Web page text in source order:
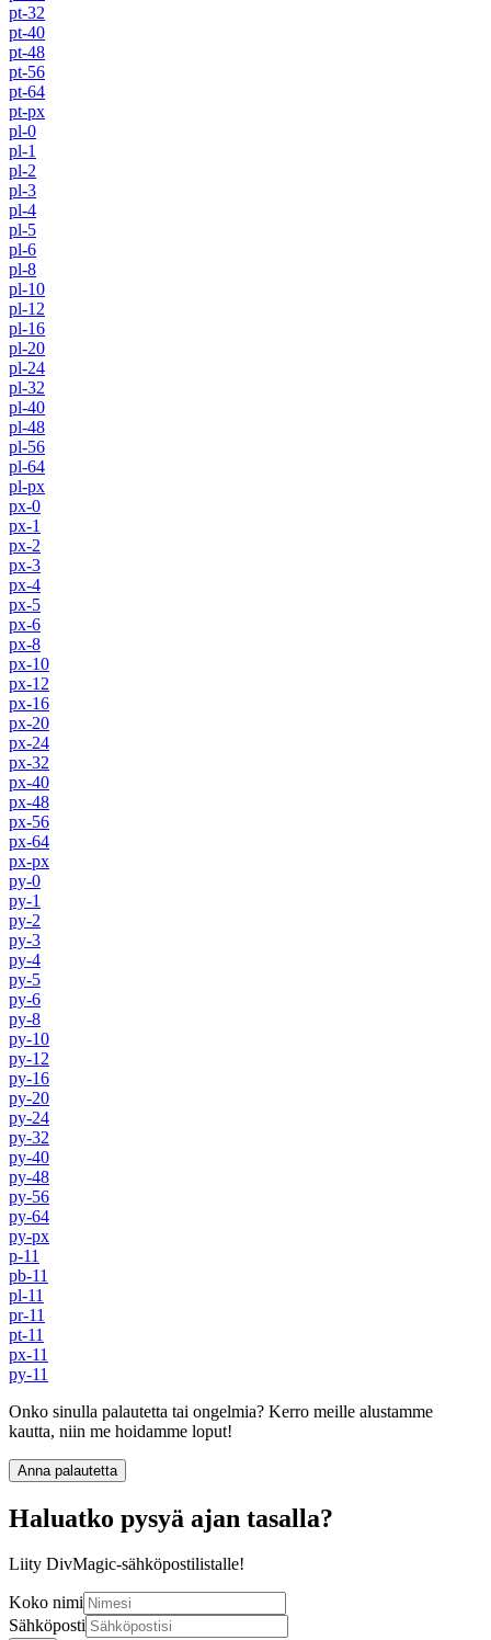
pt-32
pt-40
pt-48
pt-56
pt-64
pt-px
pl-0
pl-1
pl-2
pl-3
pl-4
pl-5
pl-6
pl-8
pl-10
pl-12
pl-16
pl-20
pl-24
pl-32
pl-40
pl-48
pl-56
pl-64
pl-px
px-0
px-1
px-2
px-3
px-4
px-5
px-6
px-8
px-10
px-12
px-16
px-20
px-24
px-32
px-40
px-48
px-56
px-64
px-px
py-0
py-1
py-2
py-3
py-4
py-5
py-6
py-8
py-10
py-12
py-16
py-20
py-24
py-32
py-40
py-48
py-56
py-64
py-px
p-11
pb-11
pl-11
pr-11
pt-11
px-11
py-11
Onko sinulla palautetta tai ongelmia? Kerro meille alustamme
kautta, niin me hoidamme loput!
Anna palautetta
Haluatko pysyä ajan tasalla?
Liity DivMagic-sähköpostilistalle!
Koko nimi
Sähköposti